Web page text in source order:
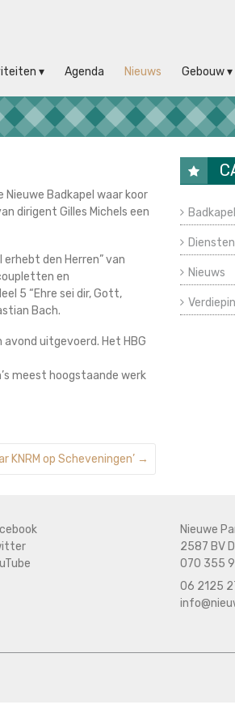
Agenda Nieuws Gebouw
Badkapel waar koor
dirigent Gilles Michels een
den Herren” van
en
5 “Ehre sei dir, Gott,
Bach.
uitgevoerd. Het HBG
meest hoogstaande werk
KNRM op Scheveningen’ →
Diensten
Nieuws
Nieuwe
2587 BV
070 355
06 2125